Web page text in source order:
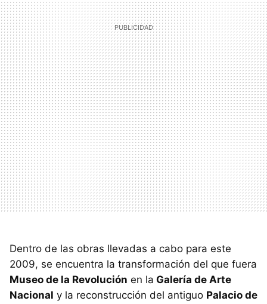
Dentro de las obras llevadas a cabo para este
2009, se encuentra la transformación del que fuera
Museo de la Revolución en la Galería de Arte
Nacional y la reconstrucción del antiguo Palacio de